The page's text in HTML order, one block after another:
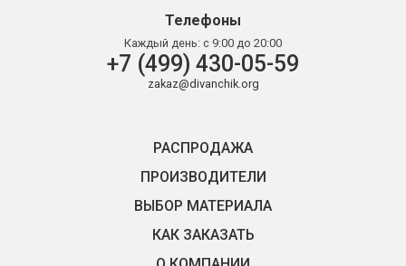
Телефоны
Каждый день: с 9:00 до 20:00
+7 (499) 430-05-59
zakaz@divanchik.org
РАСПРОДАЖА
ПРОИЗВОДИТЕЛИ
ВЫБОР МАТЕРИАЛА
КАК ЗАКАЗАТЬ